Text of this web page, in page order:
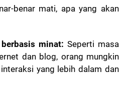
benar mati, apa yang akan
minat: Seperti masa
dan blog, orang mungkin
yang lebih dalam dan